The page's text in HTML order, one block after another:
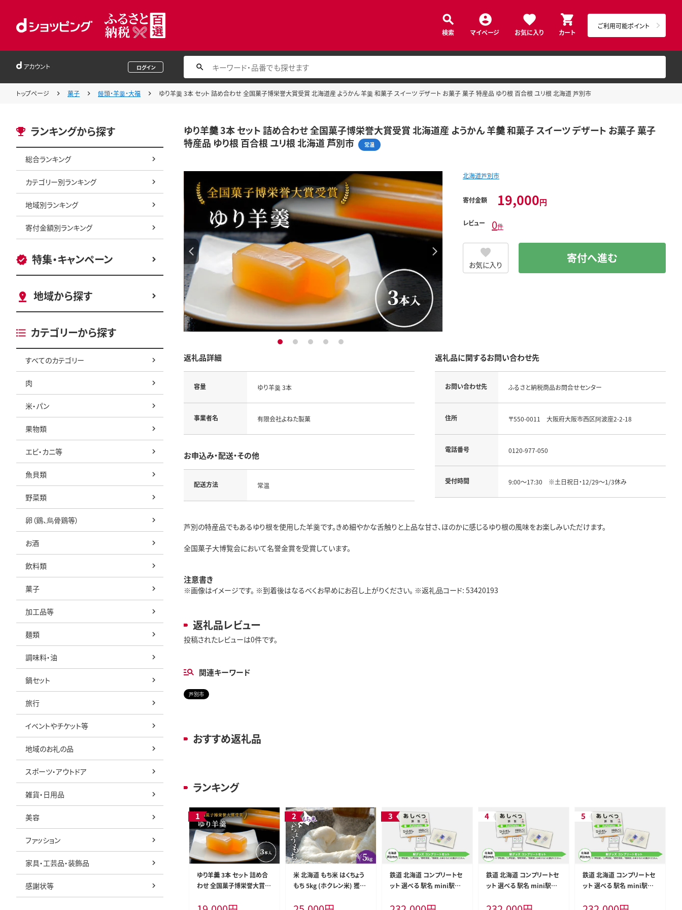
検索 マイページ お気に入り カート
ご利用可能ポイント
アカウント ログイン
トップページ 菓子 饅頭・羊羹・大福 ゆり羊羹 3本 セット 詰め合わせ 全国菓子博栄誉大賞受賞 北海道産 ようかん 羊羹 和菓子 スイーツ デザート お菓子 菓子 特産品 ゆり根 百合根 ユリ根 北海道 芦別市
ランキングから探す
総合ランキング
カテゴリー別ランキング
地域別ランキング
寄付金額別ランキング
特集・キャンペーン
地域から探す
カテゴリーから探す
すべてのカテゴリー
肉
米・パン
果物類
エビ・カニ等
魚貝類
野菜類
卵（鶏、烏骨鶏等）
お酒
飲料類
菓子
加工品等
麺類
調味料・油
鍋セット
旅行
イベントやチケット等
地域のお礼の品
スポーツ・アウトドア
雑貨・日用品
美容
ファッション
家具・工芸品・装飾品
感謝状等
ゆり羊羹 3本 セット 詰め合わせ 全国菓子博栄誉大賞受賞 北海道産 ようかん 羊羹 和菓子 スイーツ デザート お菓子 菓子
特産品 ゆり根 百合根 ユリ根 北海道 芦別市
常温
1 2 3 4 5
北海道芦別市
寄付金額 19,000円
レビュー 0件
お気に入り 寄付へ進む
返礼品詳細
容量 ゆり羊羹 3本
事業者名 有限会社よねた製菓
お申込み・配送・その他
配送方法 常温
返礼品に関するお問い合わせ先
お問い合わせ先 ふるさと納税商品お問合せセンター
住所 〒550-0011 大阪府大阪市西区阿波座2-2-18
電話番号 0120-977-050
受付時間 9:00～17:30 ※土日祝日・12/29～1/3休み
芦別の特産品でもあるゆり根を使用した羊羹です。きめ細やかな舌触りと上品な甘さ、ほのかに感じるゆり根の風味をお楽しみいただけます。
全国菓子大博覧会において名誉金賞を受賞しています。
注意書き
※画像はイメージです。 ※到着後はなるべくお早めにお召し上がりください。 ※返礼品コード: 53420193
返礼品レビュー
投稿されたレビューは0件です。
関連キーワード
芦別市
おすすめ返礼品
ランキング
ゆり羊羹 3本 セット 詰め合
わせ 全国菓子博栄誉大賞受
和菓子 スイーツ デザート お
米 北海道 もち米 はくちょう
もち 5kg (ホクレン米) 獲得
米 ブランド米 5キロ お米 ご
鉄道 北海道 コンプリートセ
ット 選べる 駅名 mini駅名
ネット 駅プレスタンド マグ
鉄道 北海道 コンプリートセ
ット 選べる 駅名 mini駅名
ネット 駅プレスタンド マグ
鉄道 北海道 コンプリートセ
ット 選べる 駅名 mini駅名
ネット 駅プレスタンド マグ